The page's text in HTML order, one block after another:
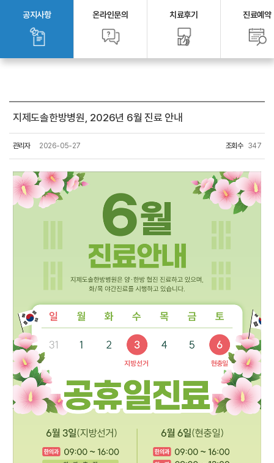
공지사항 온라인문의 치료후기 진료예약
지제도솔한방병원, 2026년 6월 진료 안내
관리자 2026-05-27 조회수 347